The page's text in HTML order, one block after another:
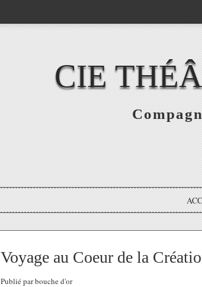
CIE
Voyage au Coeur de la
Publié par bouche d'or